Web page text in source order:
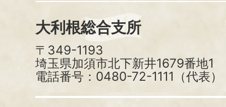
大利根総合支所
〒349-1193
埼玉県加須市北下新井1679番地1
電話番号：0480-72-1111（代表）